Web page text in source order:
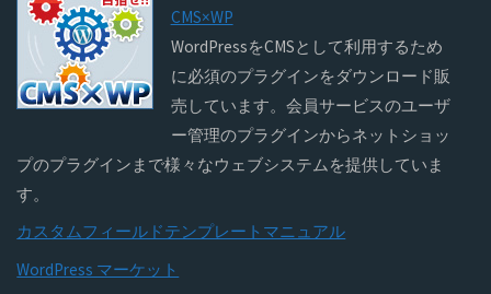
CMS×WP
WordPressをCMSとして利用するため
に必須のプラグインをダウンロード販
売しています。会員サービスのユーザ
ー管理のプラグインからネットショッ
プのプラグインまで様々なウェブシステムを提供していま
す。
カスタムフィールドテンプレートマニュアル
WordPress マーケット